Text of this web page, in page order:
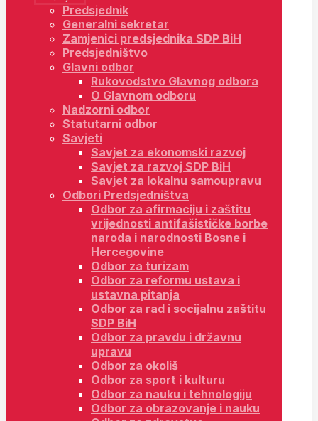
Predsjednik
Generalni sekretar
Zamjenici predsjednika SDP BiH
Predsjedništvo
Glavni odbor
Rukovodstvo Glavnog odbora
O Glavnom odboru
Nadzorni odbor
Statutarni odbor
Savjeti
Savjet za ekonomski razvoj
Savjet za razvoj SDP BiH
Savjet za lokalnu samoupravu
Odbori Predsjedništva
Odbor za afirmaciju i zaštitu
vrijednosti antifašističke borbe
naroda i narodnosti Bosne i
Hercegovine
Odbor za turizam
Odbor za reformu ustava i
ustavna pitanja
Odbor za rad i socijalnu zaštitu
SDP BiH
Odbor za pravdu i državnu
upravu
Odbor za okoliš
Odbor za sport i kulturu
Odbor za nauku i tehnologiju
Odbor za obrazovanje i nauku